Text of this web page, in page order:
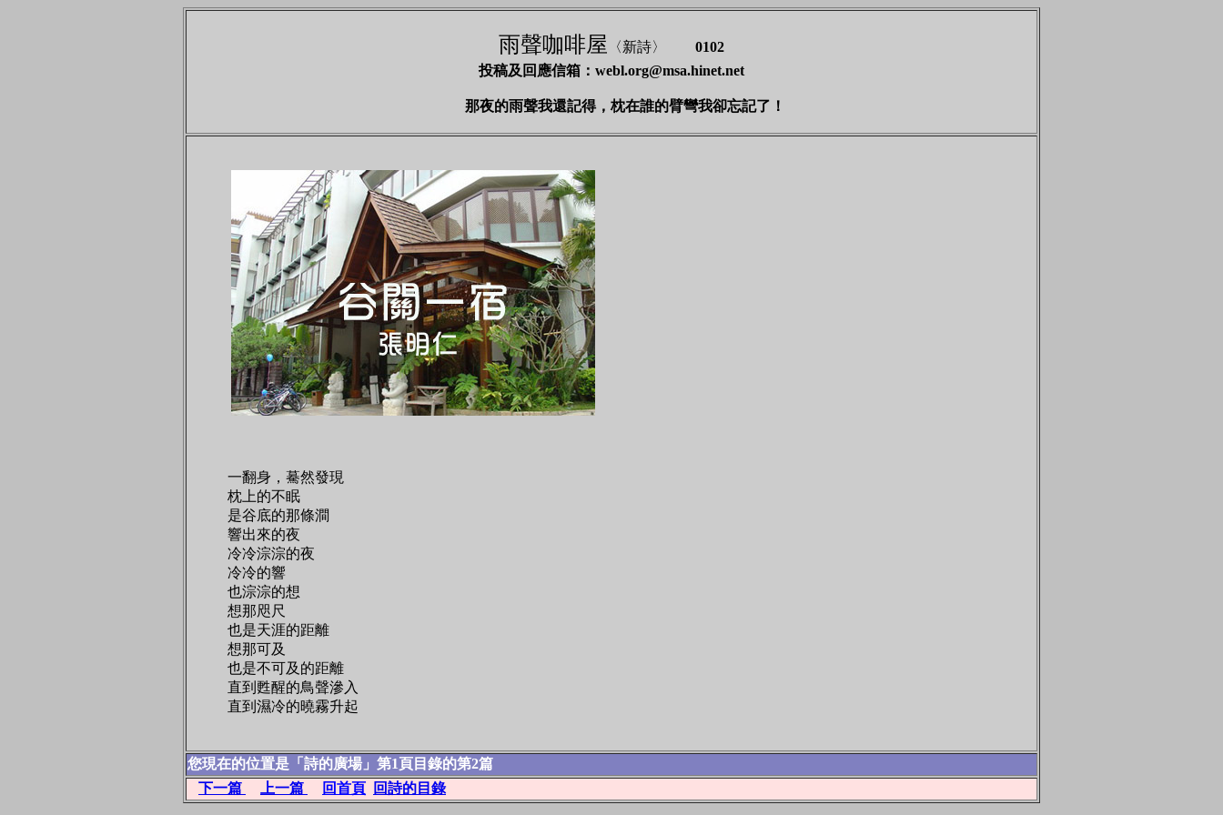
雨聲咖啡屋 〈新詩〉
0102
投稿及回應信箱： webl.org@msa.hinet.net
那夜的雨聲我還記得，枕在誰的臂彎我卻忘記了！
一翻身，驀然發現
枕上的不眠
是谷底的那條澗
響出來的夜
冷冷淙淙的夜
冷冷的響
也淙淙的想
想那咫尺
也是天涯的距離
想那可及
也是不可及的距離
直到甦醒的鳥聲滲入
直到濕冷的曉霧升起
您現在的位置是「詩的廣場」第1頁目錄的第2篇
下一篇
上一篇 回首頁 回詩的目錄